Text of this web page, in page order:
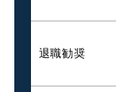
退職勧奨